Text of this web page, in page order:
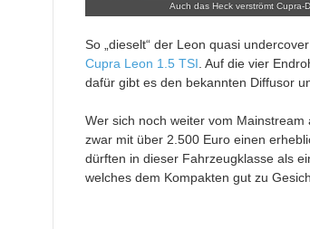
Auch das Heck verströmt Cupra-
So „dieselt“ der Leon quasi
Cupra Leon 1.5 TSI. Auf die vier
dafür gibt es den bekannten Diffusor
Wer sich noch weiter vom
zwar mit über 2.500 Euro einen
dürften in dieser Fahrzeugklasse als
welches dem Kompakten gut zu